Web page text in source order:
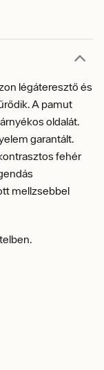
légáteresztő és
A pamut
oldalát.
garantált.
fehér
mellzsebbel